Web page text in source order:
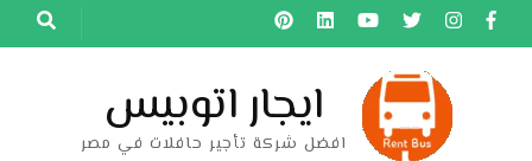
تخطى
إلى
ايجار اتوبيس
افضل شركة تأجير حافلات في مصر